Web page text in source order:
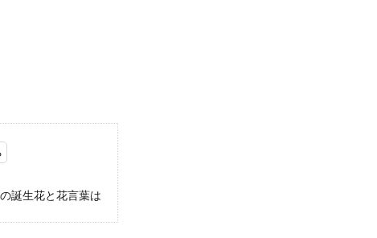
誕生花と花言葉は